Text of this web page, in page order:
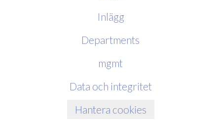
Inlägg
Departments
mgmt
Data och integritet
Hantera cookies